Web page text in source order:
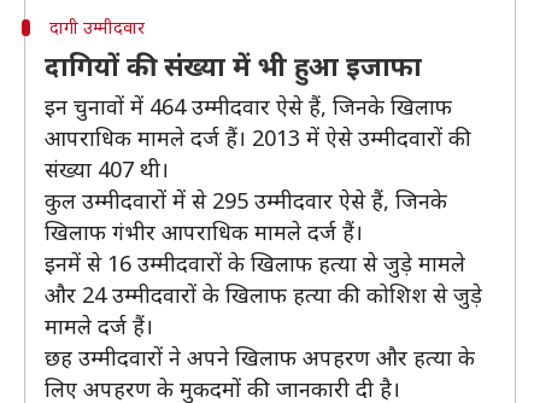
दागी उम्मीदवार
दागियों की संख्या में भी हुआ इजाफा
इन चुनावों में 464 उम्मीदवार ऐसे हैं, जिनके खिलाफ
आपराधिक मामले दर्ज हैं। 2013 में ऐसे उम्मीदवारों की
संख्या 407 थी।
कुल उम्मीदवारों में से 295 उम्मीदवार ऐसे हैं, जिनके
खिलाफ गंभीर आपराधिक मामले दर्ज हैं।
इनमें से 16 उम्मीदवारों के खिलाफ हत्या से जुड़े मामले
और 24 उम्मीदवारों के खिलाफ हत्या की कोशिश से जुड़े
मामले दर्ज हैं।
छह उम्मीदवारों ने अपने खिलाफ अपहरण और हत्या के
लिए अपहरण के मुकदमों की जानकारी दी है।